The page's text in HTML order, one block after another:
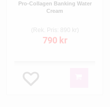
Pro-Collagen Banking Water
Cream
(Rek. Pris: 890 kr)
790 kr